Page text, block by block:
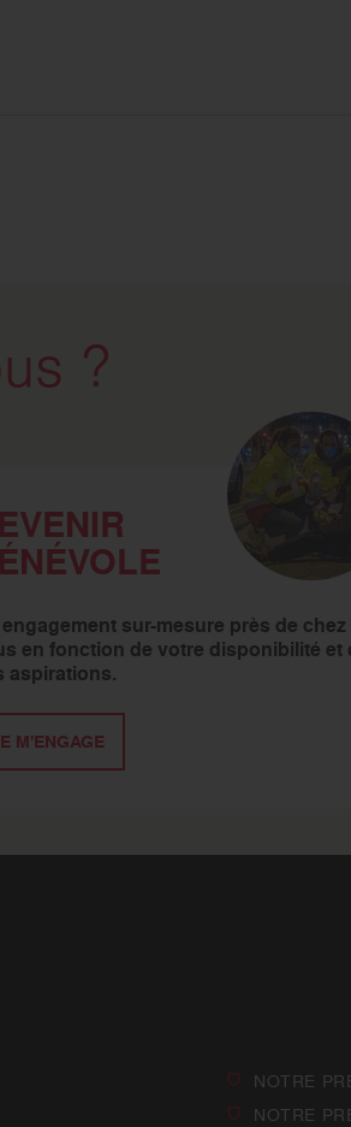
?
sur-mesure près de chez
en fonction de votre disponibilité et
aspirations.
M'ENGAGE
NOTRE
NOTRE